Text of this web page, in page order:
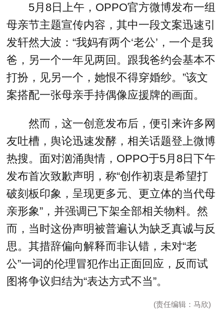
5月8日上午，OPPO官方微博发布一组
母亲节主题宣传内容，其中一段文案迅速引
发轩然大波：“我妈有两个‘老公’，一个是我
爸，另一个一年见两回。跟我爸约会基本不
打扮，见另一个，她恨不得穿婚纱。”该文
案搭配一张母亲手持偶像应援牌的画面。
然而，这一创意发布后，便引来许多网
友吐槽，舆论迅速发酵，相关话题登上微博
热搜。面对汹涌舆情，OPPO于5月8日下午
发布首次致歉声明，称“创作初衷是希望打
破刻板印象，呈现更多元、更立体的当代母
亲形象”，并强调已下架全部相关物料。然
而，当时这份声明被普遍认为缺乏真诚与反
思。其措辞偏向解释而非认错，未对“老
公”一词的伦理冒犯作出正面回应，反而试
图将争议归结为“表达方式不当”。
(责任编辑：马欣)